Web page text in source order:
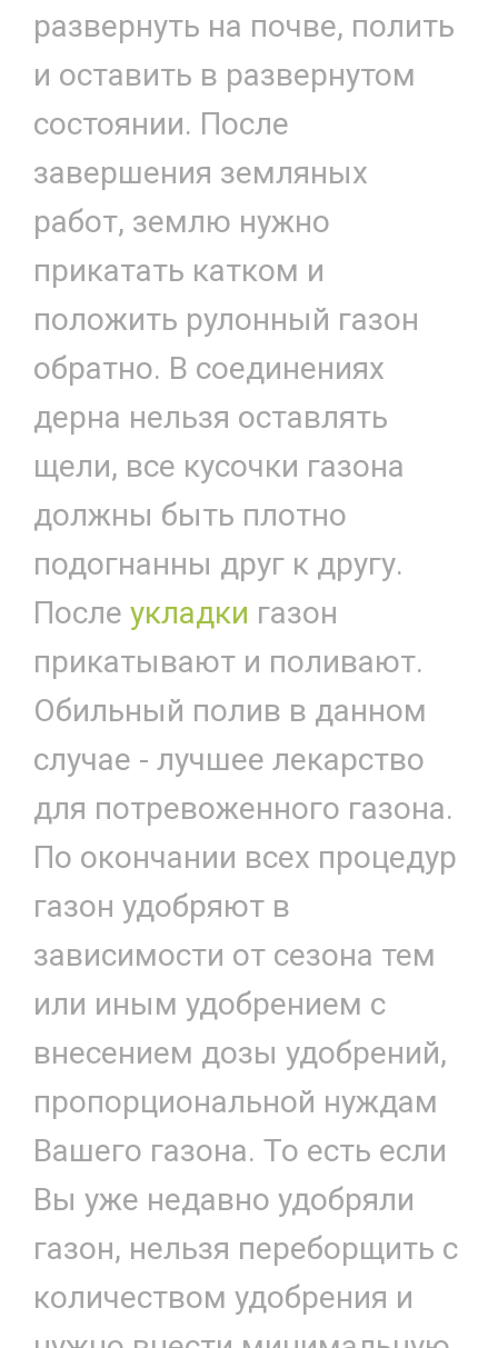
развернуть на почве, полить
и оставить в развернутом
состоянии. После
завершения земляных
работ, землю нужно
прикатать катком и
положить рулонный газон
обратно. В соединениях
дерна нельзя оставлять
щели, все кусочки газона
должны быть плотно
подогнанны друг к другу.
После укладки газон
прикатывают и поливают.
Обильный полив в данном
случае - лучшее лекарство
для потревоженного газона.
По окончании всех процедур
газон удобряют в
зависимости от сезона тем
или иным удобрением с
внесением дозы удобрений,
пропорциональной нуждам
Вашего газона. То есть если
Вы уже недавно удобряли
газон, нельзя переборщить с
количеством удобрения и